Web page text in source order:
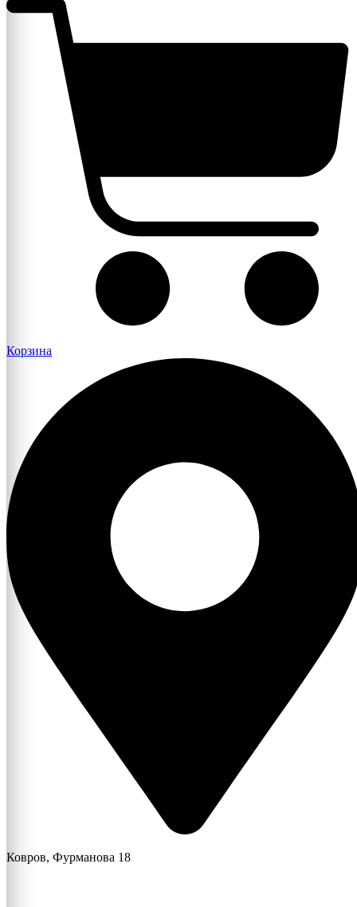
Корзина
Ковров, Фурманова 18